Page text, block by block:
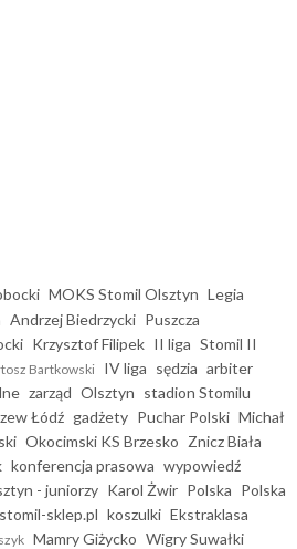
MOKS Stomil Olsztyn Legia
Andrzej Biedrzycki Puszcza
Krzysztof Filipek II liga Stomil II
Bartkowski IV liga sędzia arbiter
zarząd Olsztyn stadion Stomilu
Łódź gadżety Puchar Polski Michał
Okocimski KS Brzesko Znicz Biała
konferencja prasowa wypowiedź
- juniorzy Karol Żwir Polska Polska
stomil-sklep.pl koszulki Ekstraklasa
Mamry Giżycko Wigry Suwałki